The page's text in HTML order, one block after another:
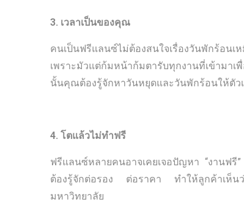
3. เวลาเป็นของคุณ
คนเป็นฟรีแลนซ์ไม่ต้องสนใจเรื่องวันพักร้อ
เพราะมัวแต่ก้มหน้าก้มตารับทุกงานที่เข้ามา
นั้นคุณต้องรู้จักหาวันหยุดและวันพักร้อนให้ตัว
4. โตแล้วไม่ทำฟรี
ฟรีแลนซ์หลายคนอาจเคยเจอปัญหา “งานฟ
ต้องรู้จักต่อรอง ต่อราคา ทำให้ลูกค้าเห็น
มหาวิทยาลัย